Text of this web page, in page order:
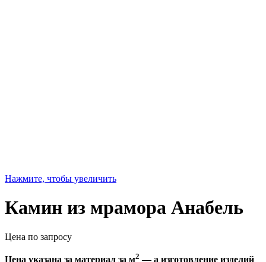
Нажмите, чтобы увеличить
Камин из мрамора Анабель
Цена по запросу
Цена указана за материал за м2 — а изготовление изделий